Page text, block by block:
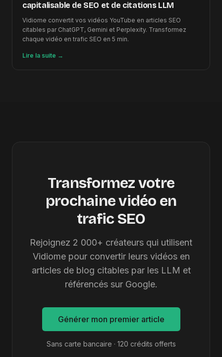
capitalisable de SEO et de citations LLM
Vidiome convertit vos vidéos YouTube en articles SEO
citables par ChatGPT, Gemini et Perplexity. Transformez
chaque vidéo en trafic SEO en 5 min.
Lire la suite →
Transformez votre
prochaine vidéo en
trafic SEO
Rejoignez 2 000+ créateurs qui utilisent
Vidiome pour convertir leurs vidéos en
articles de blog citables par les LLM et
référencés sur Google.
Générer mon premier article
Sans carte bancaire · 120 crédits offerts